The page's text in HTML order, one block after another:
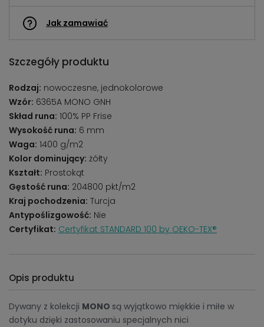
Jak zamawiać
Szczegóły produktu
Rodzaj: nowoczesne, jednokolorowe
Wzór: 6365A MONO GNH
Skład runa: 100% PP Frise
Wysokość runa: 6 mm
Waga: 1400 g/m2
Kolor dominujący: żółty
Kształt: Prostokąt
Gęstość runa: 204800 pkt/m2
Kraj pochodzenia: Turcja
Antypoślizgowość: Nie
Certyfikat: Certyfikat STANDARD 100 by OEKO-TEX®
Opis produktu
Dywany z kolekcji MONO są wyjątkowo miękkie i miłe w
dotyku dzięki zastosowaniu specjalnych nici